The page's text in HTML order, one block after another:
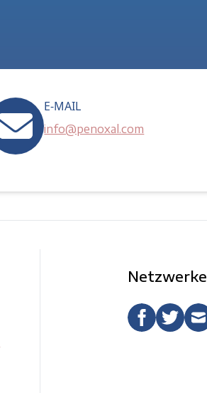
E-MAIL
info@penoxal.com
Netzwerke